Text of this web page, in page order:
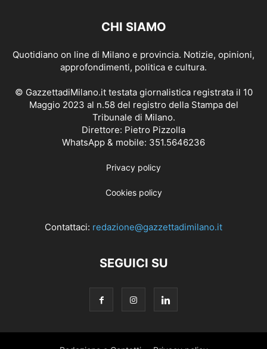
CHI SIAMO
Quotidiano on line di Milano e provincia. Notizie, opinioni,
approfondimenti, politica e cultura.
© GazzettadiMilano.it testata giornalistica registrata il 10
Maggio 2023 al n.58 del registro della Stampa del
Tribunale di Milano.
Direttore: Pietro Pizzolla
WhatsApp & mobile: 351.5646236
Privacy policy
Cookies policy
Contattaci: redazione@gazzettadimilano.it
SEGUICI SU